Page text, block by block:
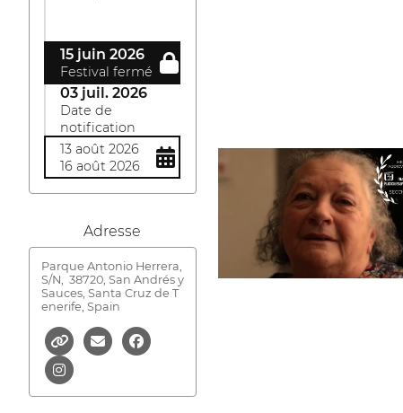
15 juin 2026
Festival fermé
03 juil. 2026
Date de
notification
13 août 2026
16 août 2026
Adresse
Parque Antonio Herrera,
S/N,
38720, San Andrés y
Sauces, Santa Cruz de T
enerife, Spain